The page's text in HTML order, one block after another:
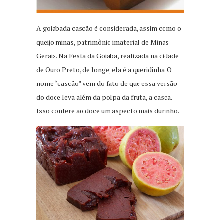
A goiabada cascão é considerada, assim como o
queijo minas, patrimônio imaterial de Minas
Gerais. Na Festa da Goiaba, realizada na cidade
de Ouro Preto, de longe, ela é a queridinha. O
nome “cascão” vem do fato de que essa versão
do doce leva além da polpa da fruta, a casca.
Isso confere ao doce um aspecto mais durinho.